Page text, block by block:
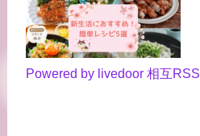
Powered by livedoor 相互RSS